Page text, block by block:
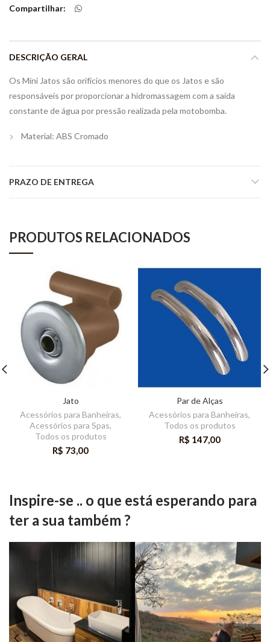
Compartilhar
DESCRIÇÃO GERAL
Os Mini Jatos são orifícios menores do que os Jatos e são
responsáveis por proporcionar a hidromassagem com a saída
constante de água por pressão realizada pela motobomba.
Material: ABS Cromado
PRAZO DE ENTREGA
PRODUTOS RELACIONADOS
Jato
Acessórios para Banheiras,
Acessórios para Spas,
Todos os produtos
R$ 73,00
Par de Alças
Acessórios para Banheiras,
Todos os produtos
R$ 147,00
Inspire-se .. o que está esperando para
ter a sua também ?